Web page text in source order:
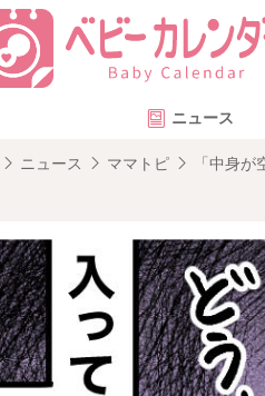
ニュース
ニュース ママトピ 「中身